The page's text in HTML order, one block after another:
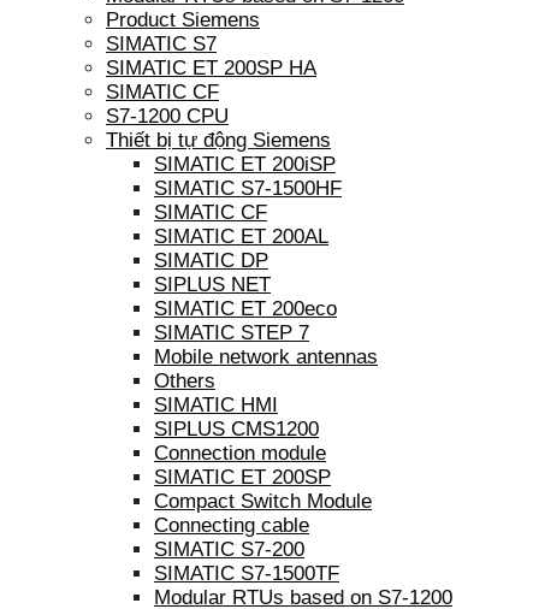
Product Siemens
SIMATIC S7
SIMATIC ET 200SP HA
SIMATIC CF
S7-1200 CPU
Thiết bị tự động Siemens
SIMATIC ET 200iSP
SIMATIC S7-1500HF
SIMATIC CF
SIMATIC ET 200AL
SIMATIC DP
SIPLUS NET
SIMATIC ET 200eco
SIMATIC STEP 7
Mobile network antennas
Others
SIMATIC HMI
SIPLUS CMS1200
Connection module
SIMATIC ET 200SP
Compact Switch Module
Connecting cable
SIMATIC S7-200
SIMATIC S7-1500TF
Modular RTUs based on S7-1200